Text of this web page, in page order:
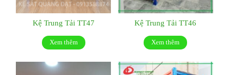
Kệ Trung Tải TT47
Xem thêm
Kệ Trung Tải TT46
Xem thêm